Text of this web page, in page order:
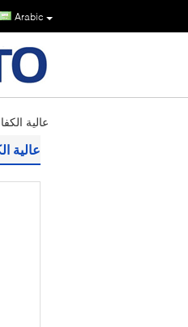
Arabic
عالية
عالية